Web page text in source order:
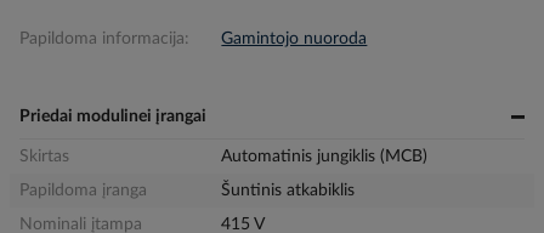
Papildoma informacija: Gamintojo nuoroda
Priedai modulinei įrangai
Skirtas
Automatinis jungiklis (MCB)
Papildoma įranga
Šuntinis atkabiklis
Nominali įtampa
415 V